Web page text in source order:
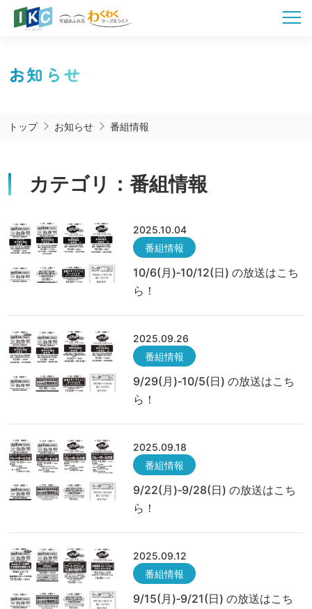
お知らせ
トップ お知らせ 番組情報
カテゴリ：番組情報
2025.10.04
番組情報
10/6(月)‐10/12(日) の放送はこち
ら！
2025.09.26
番組情報
9/29(月)‐10/5(日) の放送はこち
ら！
2025.09.18
番組情報
9/22(月)‐9/28(日) の放送はこち
ら！
2025.09.12
番組情報
9/15(月)‐9/21(日) の放送はこち